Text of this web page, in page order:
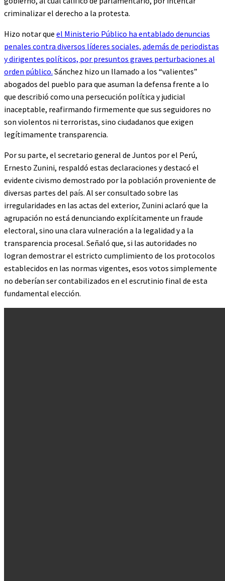
criminalizar el derecho a la protesta.
Hizo notar que el Ministerio Público ha entablado denuncias
penales contra diversos líderes sociales, además de periodistas
y dirigentes políticos, por presuntos graves perturbaciones al
orden público. Sánchez hizo un llamado a los “valientes”
abogados del pueblo para que asuman la defensa frente a lo
que describió como una persecución política y judicial
inaceptable, reafirmando firmemente que sus seguidores no
son violentos ni terroristas, sino ciudadanos que exigen
legítimamente transparencia.
Por su parte, el secretario general de Juntos por el Perú,
Ernesto Zunini, respaldó estas declaraciones y destacó el
evidente civismo demostrado por la población proveniente de
diversas partes del país. Al ser consultado sobre las
irregularidades en las actas del exterior, Zunini aclaró que la
agrupación no está denunciando explícitamente un fraude
electoral, sino una clara vulneración a la legalidad y a la
transparencia procesal. Señaló que, si las autoridades no
logran demostrar el estricto cumplimiento de los protocolos
establecidos en las normas vigentes, esos votos simplemente
no deberían ser contabilizados en el escrutinio final de esta
fundamental elección.